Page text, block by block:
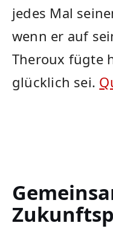
jedes Mal
wenn er auf
Theroux fügte‌
glücklich sei.